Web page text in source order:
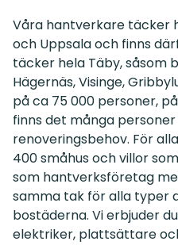
Våra hantverkare täcker
och Uppsala och finns
täcker hela Täby, såsom
Hägernäs, Visinge,
på ca 75 000 personer,
finns det många
renoveringsbehov. För
400 småhus och villor
som hantverksföretag
samma tak för alla typer
bostäderna. Vi erbjuder
elektriker, plattsättare